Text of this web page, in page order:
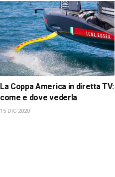
La Coppa America in diretta TV:
come e dove vederla
15 DIC 2020